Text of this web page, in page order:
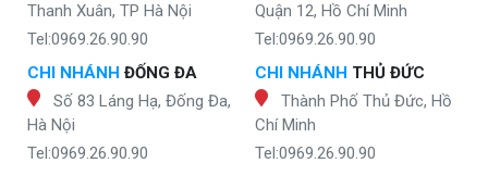
Thanh Xuân, TP Hà Nội
Tel:0969.26.90.90
CHI NHÁNH ĐỐNG ĐA
Số 83 Láng Hạ, Đống Đa,
Hà Nội
Tel:0969.26.90.90
Quận 12, Hồ Chí Minh
Tel:0969.26.90.90
CHI NHÁNH THỦ ĐỨC
Thành Phố Thủ Đức, Hồ
Chí Minh
Tel:0969.26.90.90